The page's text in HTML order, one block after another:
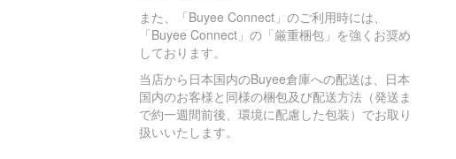
また、「Buyee Connect」のご利用時には、
「Buyee Connect」の「厳重梱包」を強くお奨め
しております。
当店から日本国内のBuyee倉庫への配送は、日本
国内のお客様と同様の梱包及び配送方法（発送ま
で約一週間前後、環境に配慮した包装）でお取り
扱いいたします。